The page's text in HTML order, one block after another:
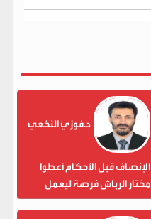
د.فوزي النخعي
الإنصاف قبل الأحكام أعطوا
مختار الرباش فرصة ليعمل